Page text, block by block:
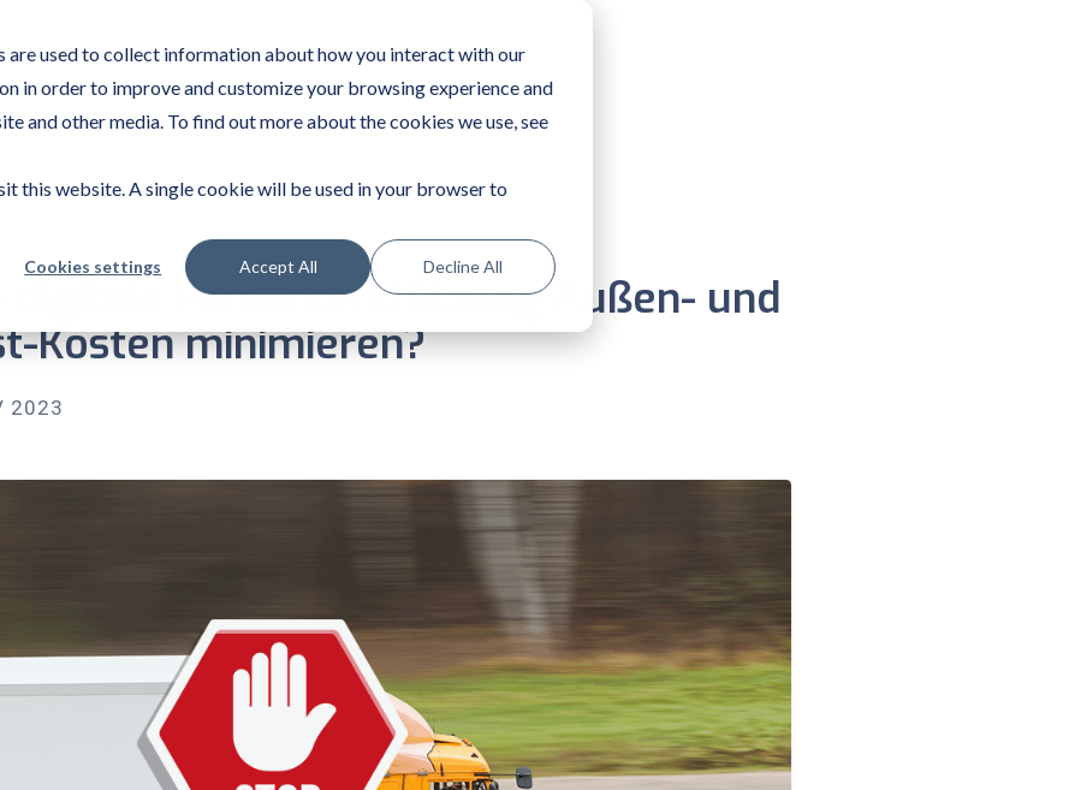
used to collect information about how you interact with our
in order to improve and customize your browsing experience and
and other media. To find out more about the cookies we use, see
this website. A single cookie will be used in your browser to
Cookies settings Accept All Decline All
digitale Fernunterstützung Außen- und
Kosten minimieren?
2023